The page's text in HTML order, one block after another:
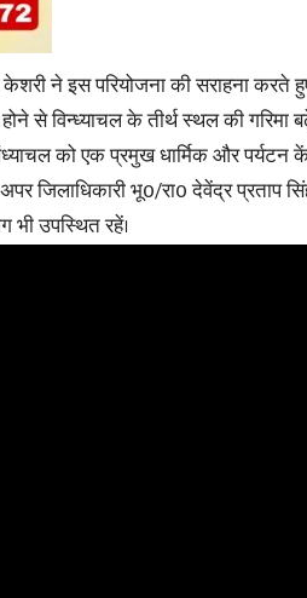
ने इस परियोजना की सराहना करते
से विन्ध्याचल के तीर्थ स्थल की गरिमा
को एक प्रमुख धार्मिक और
जिलाधिकारी भू0/रा0 देवेंद्र प्रताप
भी उपस्थित रहें।